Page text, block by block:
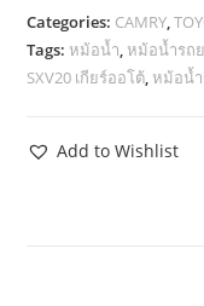
Categories: CAMRY,
Tags:หม้อน้ำ,หม้อน้ำรถ
SXV20 เกียร์ออโต้,หม้อน้
Add to Wishlist